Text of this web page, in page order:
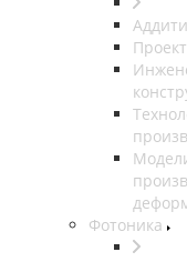
Фотоника